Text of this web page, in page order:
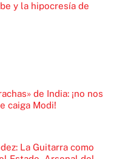
y la hipocresía de
de India: ¡no nos
caiga Modi!
La Guitarra como